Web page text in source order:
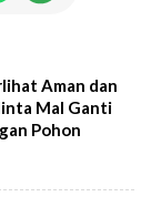
Aman dan
Mal Ganti
Pohon